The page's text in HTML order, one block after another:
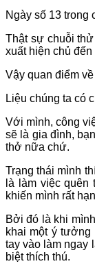
Ngày số 13 trong
Thật sự chuỗi
xuất hiện chủ
Vậy quan điểm
Liệu chúng ta có
Với mình, công
sẽ là gia đình,
thở nữa chứ.
Trạng thái mình
là làm việc
khiến mình rất
Bởi đó là khi
khai một ý
tay vào làm ngay
biệt thích thú.